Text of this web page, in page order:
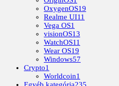
OxygenOS19
Realme UI11
Vega OS1
visionOS13
WatchOS11
Wear OS19
Windows57
Crypto1
Worldcoin1